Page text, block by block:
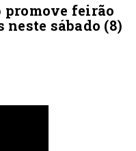
promove feirão
neste sábado (8)